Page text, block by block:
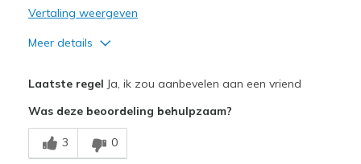
Vertaling weergeven
Meer details
Breathe Well
Comfortable
Laatste regel Ja, ik zou aanbevelen aan een vriend
Was deze beoordeling behulpzaam?
3 0